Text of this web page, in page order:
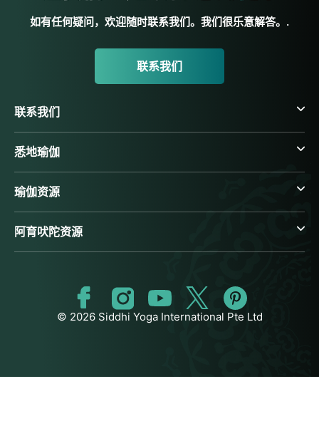
如有任何疑问，欢迎随时联系我们。我们很乐意解答。.
联系我们
联系我们
悉地瑜伽
瑜伽资源
阿育吠陀资源
© 2026 Siddhi Yoga International Pte Ltd